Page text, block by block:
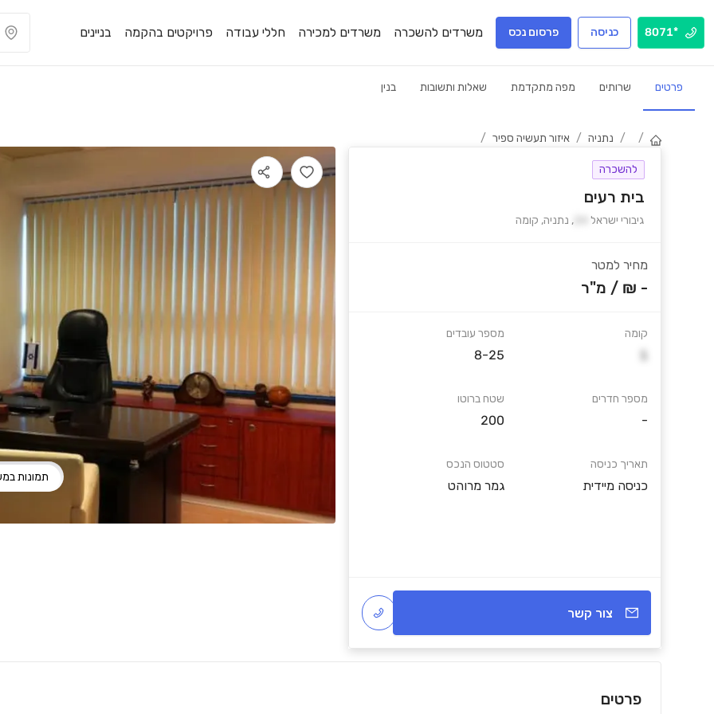
*8071 כניסה פרסום נכס משרדים להשכרה משרדים למכירה חללי עבודה פרויקטים בהקמה בניינים
פרטים שרותים מפה מתקדמת שאלות ותשובות בנין
/
/ נתניה / איזור תעשיה ספיר /
להשכרה
בית רעים
גיבורי ישראל , נתניה, קומה
מחיר למטר
- ₪
/ מ"ר
קומה
מספר חדרים
-
תאריך כניסה
כניסה מיידית
מספר עובדים
8-25
שטח ברוטו
200
סטטוס הנכס
גמר מרוהט
צור קשר
תמונות
פרטים